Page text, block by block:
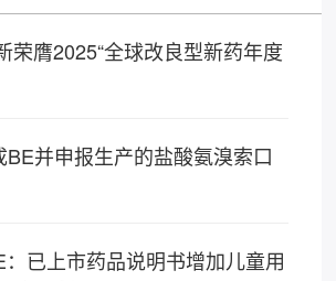
荣膺2025“全球改良型新药年度
并申报生产的盐酸氨溴索口
已上市药品说明书增加儿童用